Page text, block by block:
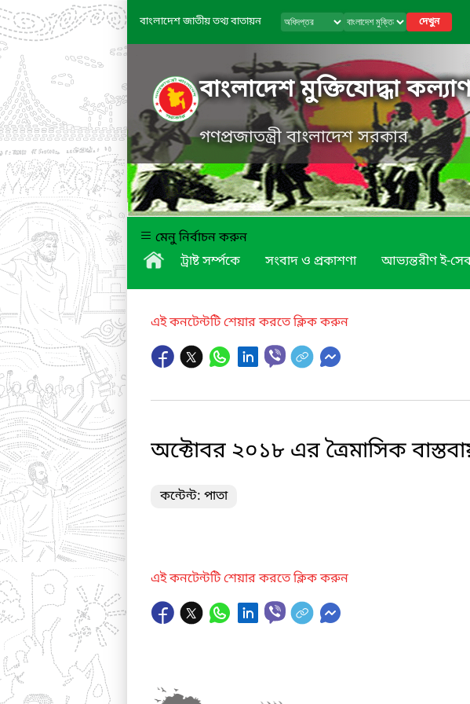
বাংলাদেশ জাতীয় তথ্য বাতায়ন দেখুন
বাংলাদেশ মুক্তিযোদ্ধা কল্যাণ
গণপ্রজাতন্ত্রী বাংলাদেশ সরকার
মেনু নির্বাচন করুন
ট্রাষ্ট সর্ম্পকে
সংবাদ ও প্রকাশণা আভ্যন্তরীণ ই-
এই কনটেন্টটি শেয়ার করতে ক্লিক করুন
অক্টোবর ২০১৮ এর ত্রৈমাসিক
কন্টেন্ট: পাতা
এই কনটেন্টটি শেয়ার করতে ক্লিক করুন